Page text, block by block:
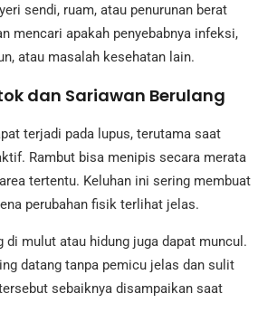
sendi, ruam, atau penurunan berat
mencari apakah penyebabnya infeksi,
atau masalah kesehatan lain.
dan Sariawan Berulang
terjadi pada lupus, terutama saat
Rambut bisa menipis secara merata
tertentu. Keluhan ini sering membuat
perubahan fisik terlihat jelas.
di mulut atau hidung juga dapat muncul.
datang tanpa pemicu jelas dan sulit
sebaiknya disampaikan saat